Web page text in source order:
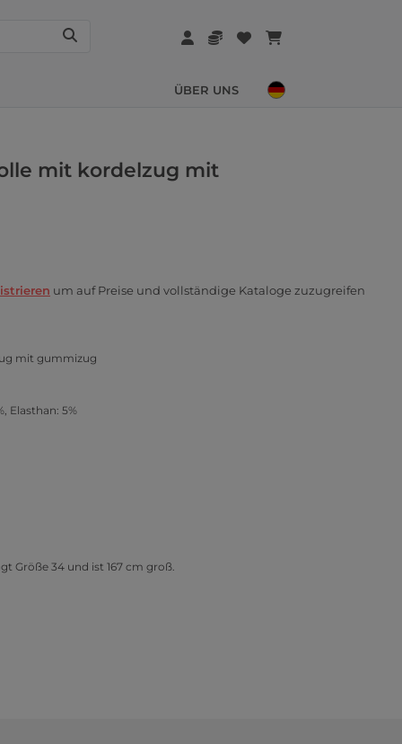
ÜBER UNS
mit kordelzug mit
um auf Preise und vollständige Kataloge zuzugreifen
mit gummizug
Elasthan: 5%
Größe 34 und ist 167 cm groß.